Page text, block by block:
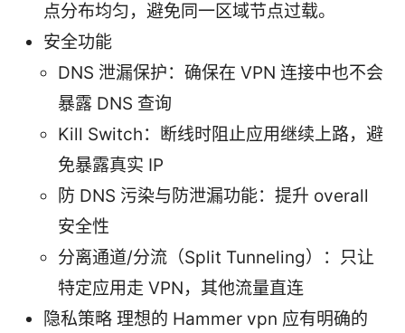
点分布均匀，避免同一区域节点过载。
安全功能
DNS 泄漏保护：确保在 VPN 连接中也不会
暴露 DNS 查询
Kill Switch：断线时阻止应用继续上路，避
免暴露真实 IP
防 DNS 污染与防泄漏功能：提升 overall
安全性
分离通道/分流（Split Tunneling）：只让
特定应用走 VPN，其他流量直连
隐私策略 理想的 Hammer vpn 应有明确的